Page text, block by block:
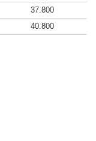
37.800
40.800